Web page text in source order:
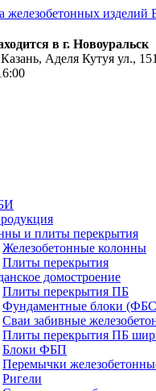
в г. Новоуральск
, Аделя Кутуя ул., 151
и плиты перекрытия
Железобетонные колонны
Плиты перекрытия
домостроение
Плиты перекрытия ПБ
Фундаментные блоки
Сваи забивные
Плиты перекрытия ПБ
Блоки ФБП
Перемычки
Ригели